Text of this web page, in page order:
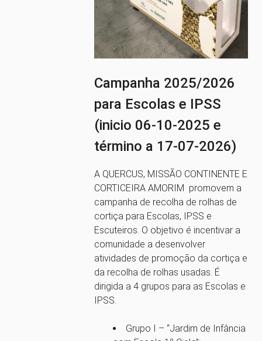
Campanha 2025/2026
para Escolas e IPSS
(inicio 06-10-2025 e
término a 17-07-2026)
A QUERCUS, MISSÃO CONTINENTE E
CORTICEIRA AMORIM promovem a
campanha de recolha de rolhas de
cortiça para Escolas, IPSS e
Escuteiros. O objetivo é incentivar a
comunidade a desenvolver
atividades de promoção da cortiça e
da recolha de rolhas usadas. É
dirigida a 4 grupos para as Escolas e
IPSS.
Grupo I – “Jardim de Infância